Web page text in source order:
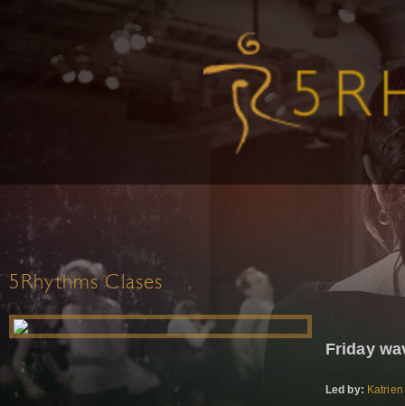
5Rhythms Clases
Friday
Led by: